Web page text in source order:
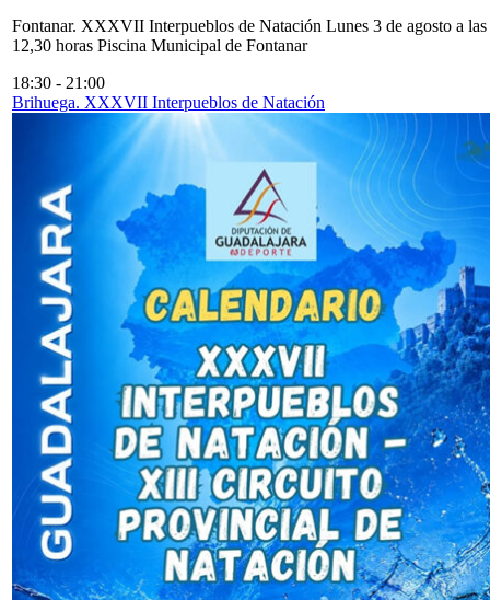
Fontanar. XXXVII Interpueblos de Natación Lunes 3 de agosto a las
12,30 horas Piscina Municipal de Fontanar
18:30 - 21:00
Brihuega. XXXVII Interpueblos de Natación